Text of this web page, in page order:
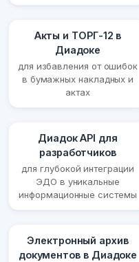
Акты и ТОРГ-12 в
Диадоке
для избавления от ошибок
в бумажных накладных и
актах
Диадок API для
разработчиков
для глубокой интеграции
ЭДО в уникальные
информационные системы
Электронный архив
документов в Диадоке